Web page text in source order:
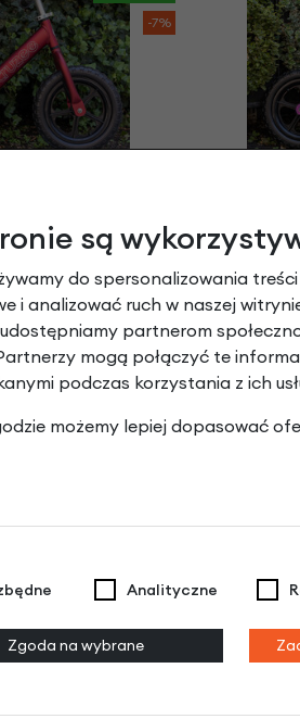
-7%
siodełko
zł
do rowerka
zł
Długa
są
do spersonalizowania
i analizować ruch w naszej
partnerom
mogą połączyć te
podczas korzystania z ich
możemy lepiej dopasować
Analityczne
Zgoda na wybrane